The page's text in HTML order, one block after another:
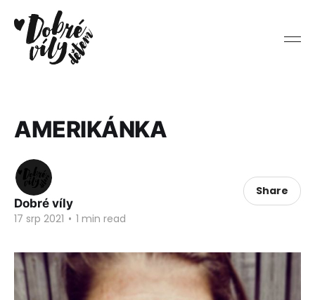
AMERIKÁNKA
Dobré víly
17 srp 2021 • 1 min read
Share